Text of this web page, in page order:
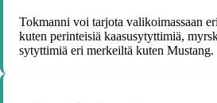
Tokmanni voi tarjota valikoimassaan
kuten perinteisiä kaasusytyttimiä,
sytyttimiä eri merkeiltä kuten Mustang.